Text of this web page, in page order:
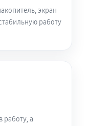
16
экран
работу
а